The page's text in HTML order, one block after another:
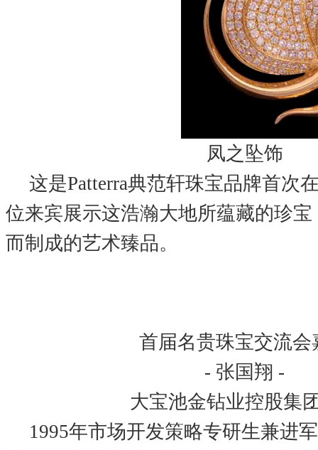
凤之坠饰
这是Patterra典范轩珠宝品牌首次
位来宾展示这浩瀚大地所蕴藏的珍
而制成的艺术臻品。
首届名贵珠宝交流会
- 张国翔 -
大宝池金钻业控股集
1995年市场开发策略专研生兼进